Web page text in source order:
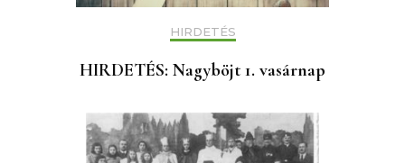
HIRDETÉS
HIRDETÉS: Nagyböjt 1. vasárnap